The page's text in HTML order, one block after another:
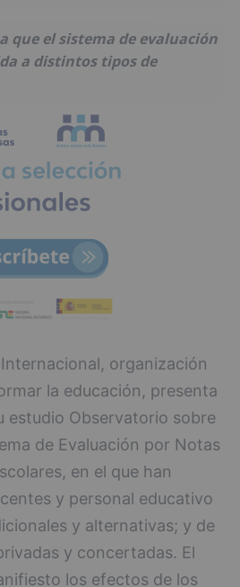
que el sistema de evaluación
a distintos tipos de
organización
la educación, presenta
estudio Observatorio sobre
de Evaluación por Notas
en el que han
y personal educativo
y alternativas; y de
y concertadas. El
los efectos de los